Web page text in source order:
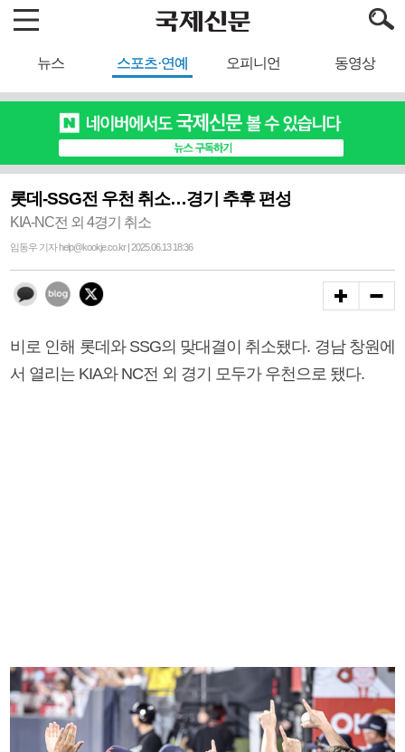
뉴스 스포츠·연예 오피니언 동영상
롯데-SSG전 우천 취소…경기 추후 편성
KIA-NC전 외 4경기 취소
임동우 기자 help@kookje.co.kr | 2025.06.13 18:36
비로 인해 롯데와 SSG의 맞대결이 취소됐다. 경남 창원에
서 열리는 KIA와 NC전 외 경기 모두가 우천으로 됐다.